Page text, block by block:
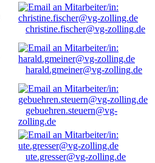
christine.fischer@vg-zolling.de
harald.gmeiner@vg-zolling.de
gebuehren.steuern@vg-
zolling.de
ute.gresser@vg-zolling.de